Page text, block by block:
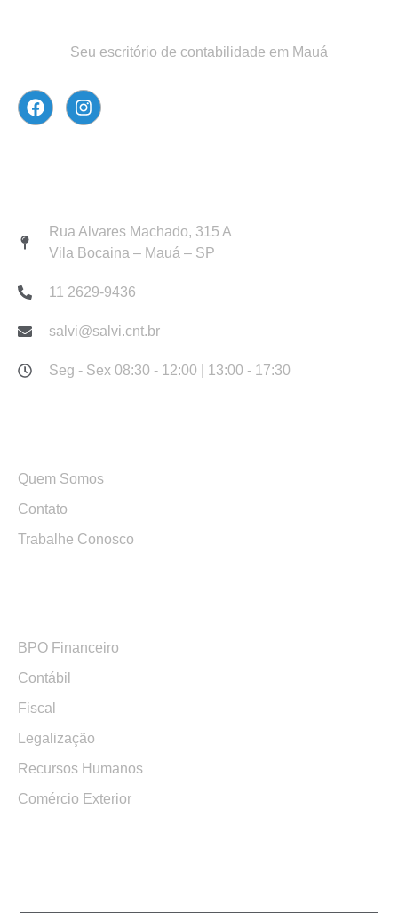
Seu escritório de contabilidade em Mauá
Rua Alvares Machado, 315 A
Vila Bocaina – Mauá – SP
11 2629-9436
salvi@salvi.cnt.br
Seg - Sex 08:30 - 12:00 | 13:00 - 17:30
Quem Somos
Contato
Trabalhe Conosco
BPO Financeiro
Contábil
Fiscal
Legalização
Recursos Humanos
Comércio Exterior